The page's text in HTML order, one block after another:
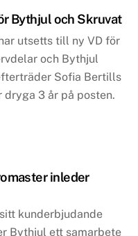
Bythjul och Skruvat
utsetts till ny VD för
och Bythjul
Sofia Bertills
dryga 3 år på posten.
inleder
kunderbjudande
Bythjul ett samarbete